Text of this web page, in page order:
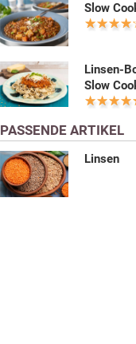
Slow
Linsen-
Slow
PASSENDE ARTIKEL
Linsen